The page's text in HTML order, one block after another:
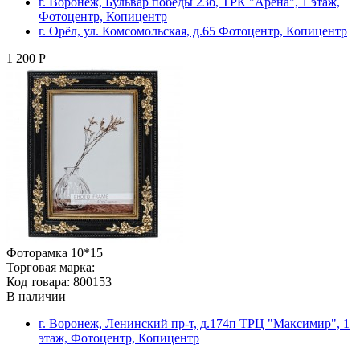
Фотоцентр, Копицентр
г. Орёл, ул. Комсомольская, д.65 Фотоцентр, Копицентр
1 200 Р
Фоторамка 10*15
Торговая марка:
Код товара: 800153
В наличии
г. Воронеж, Ленинский пр-т, д.174п ТРЦ "Максимир", 1
этаж, Фотоцентр, Копицентр